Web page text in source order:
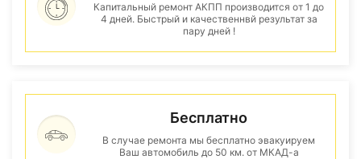
Капитальный ремонт АКПП производится от 1 до
4 дней. Быстрый и качественнвй результат за
пару дней !
Бесплатно
В случае ремонта мы бесплатно эвакуируем
Ваш автомобиль до 50 км. от МКАД-а